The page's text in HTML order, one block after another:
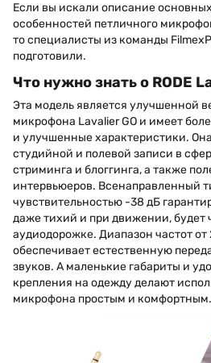
Если вы искали описание
особенностей петличного
то специалисты из команды
подготовили.
Что нужно знать о RODE
Эта модель является улучшенной
микрофона Lavalier GO и имеет
и улучшенные характеристики.
студийной и полевой записи в
стриминга и блоггинга, а также
интервьюеров. Всенаправленный
чувствительностью -38 дБ
даже тихий и при движении, будет
аудиодорожке. Диапазон частот от
обеспечивает естественную
звуков. А маленькие габариты и
крепления на одежду делают
микрофона простым и комфортным.